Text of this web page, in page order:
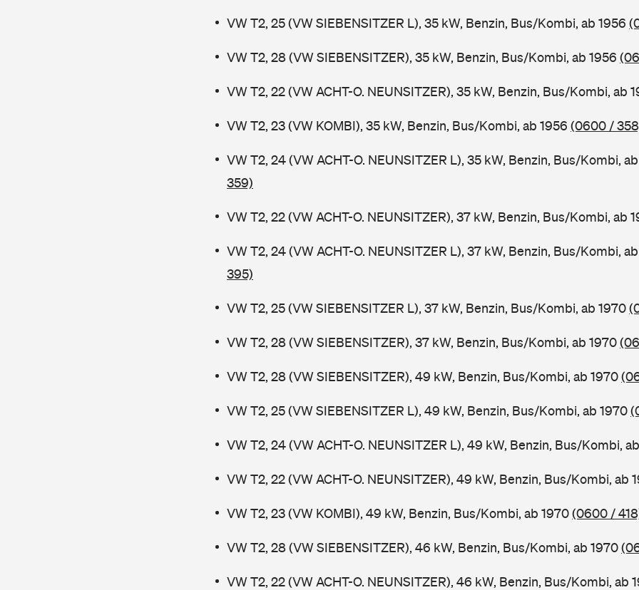
VW T2, 25 (VW SIEBENSITZER L), 35 kW, Benzin, Bus/Kombi, ab 1956
VW T2, 28 (VW SIEBENSITZER), 35 kW, Benzin, Bus/Kombi, ab 1956
VW T2, 22 (VW ACHT-O. NEUNSITZER), 35 kW, Benzin, Bus/Kombi, ab
VW T2, 23 (VW KOMBI), 35 kW, Benzin, Bus/Kombi, ab 1956 (0600 /
VW T2, 24 (VW ACHT-O. NEUNSITZER L), 35 kW, Benzin, Bus/Kombi,
359)
VW T2, 22 (VW ACHT-O. NEUNSITZER), 37 kW, Benzin, Bus/Kombi, ab
VW T2, 24 (VW ACHT-O. NEUNSITZER L), 37 kW, Benzin, Bus/Kombi,
395)
VW T2, 25 (VW SIEBENSITZER L), 37 kW, Benzin, Bus/Kombi, ab 1970
VW T2, 28 (VW SIEBENSITZER), 37 kW, Benzin, Bus/Kombi, ab 1970
VW T2, 28 (VW SIEBENSITZER), 49 kW, Benzin, Bus/Kombi, ab 1970
VW T2, 25 (VW SIEBENSITZER L), 49 kW, Benzin, Bus/Kombi, ab 1970
VW T2, 24 (VW ACHT-O. NEUNSITZER L), 49 kW, Benzin, Bus/Kombi,
VW T2, 22 (VW ACHT-O. NEUNSITZER), 49 kW, Benzin, Bus/Kombi, ab
VW T2, 23 (VW KOMBI), 49 kW, Benzin, Bus/Kombi, ab 1970(0600 /
VW T2, 28 (VW SIEBENSITZER), 46 kW, Benzin, Bus/Kombi, ab 1970
VW T2, 22 (VW ACHT-O. NEUNSITZER), 46 kW, Benzin, Bus/Kombi, ab